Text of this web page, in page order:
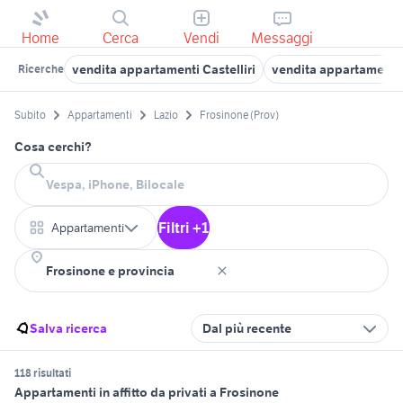
Home Cerca Vendi Messaggi
Ricerche vendita appartamenti Castelliri vendita appartamenti
Subito Appartamenti Lazio Frosinone (Prov)
Cosa cerchi?
Appartamenti Filtri +1
Salva ricerca Dal più recente
118 risultati
Appartamenti in affitto da privati a Frosinone